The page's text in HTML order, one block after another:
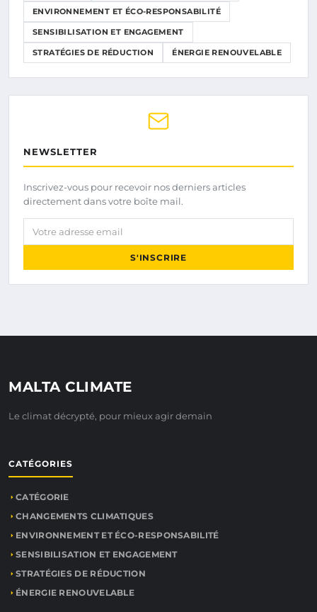
ENVIRONNEMENT ET ÉCO-RESPONSABILITÉ
SENSIBILISATION ET ENGAGEMENT
STRATÉGIES DE RÉDUCTION ÉNERGIE RENOUVELABLE
NEWSLETTER
Inscrivez-vous pour recevoir nos derniers articles
directement dans votre boîte mail.
Votre adresse email
S'INSCRIRE
MALTA CLIMATE
Le climat décrypté, pour mieux agir demain
CATÉGORIES
CATÉGORIE
CHANGEMENTS CLIMATIQUES
ENVIRONNEMENT ET ÉCO-RESPONSABILITÉ
SENSIBILISATION ET ENGAGEMENT
STRATÉGIES DE RÉDUCTION
ÉNERGIE RENOUVELABLE